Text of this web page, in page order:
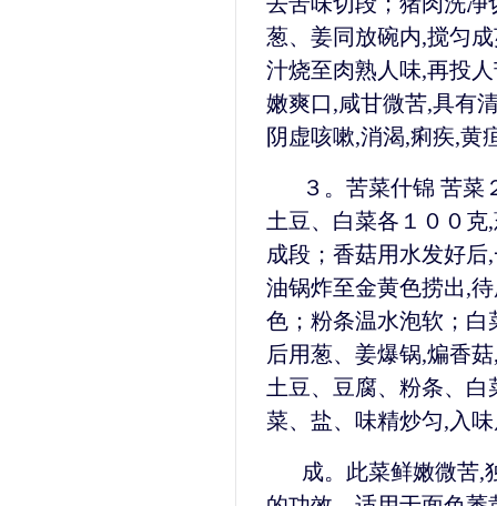
葱、姜同放碗内,搅匀
汁烧至肉熟人味,再投
嫩爽口,咸甘微苦,具有
阴虚咳嗽,消渴,痢疾,黄
３。苦菜什锦 苦菜
土豆、白菜各１００
成段；香菇用水发好
油锅炸至金黄色捞出,
色；粉条温水泡软；
后用葱、姜爆锅,煸香
土豆、豆腐、粉条、
菜、盐、味精炒匀,入
成。此菜鲜嫩微苦,